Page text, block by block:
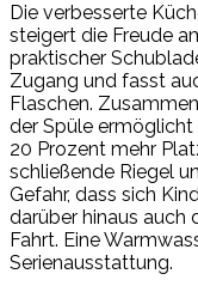
Die verbesserte
steigert die Freude
praktischer
Zugang und fasst
Flaschen.
der Spüle
20 Prozent mehr
schließende Riegel
Gefahr, dass sich
darüber hinaus auch
Fahrt. Eine
Serienausstattung.